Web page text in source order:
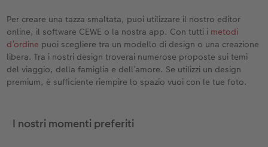
Per creare una tazza smaltata, puoi utilizzare il nostro editor
online, il software CEWE o la nostra app. Con tutti i metodi
d’ordine puoi scegliere tra un modello di design o una creazione
libera. Tra i nostri design troverai numerose proposte sui temi
del viaggio, della famiglia e dell’amore. Se utilizzi un design
premium, è sufficiente riempire lo spazio vuoi con le tue foto.
I nostri momenti preferiti